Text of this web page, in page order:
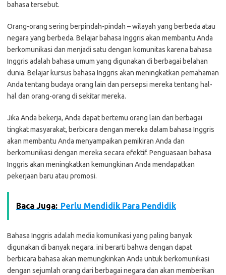
bahasa tersebut.
Orang-orang sering berpindah-pindah – wilayah yang berbeda atau
negara yang berbeda. Belajar bahasa Inggris akan membantu Anda
berkomunikasi dan menjadi satu dengan komunitas karena bahasa
Inggris adalah bahasa umum yang digunakan di berbagai belahan
dunia. Belajar kursus bahasa Inggris akan meningkatkan pemahaman
Anda tentang budaya orang lain dan persepsi mereka tentang hal-
hal dan orang-orang di sekitar mereka.
Jika Anda bekerja, Anda dapat bertemu orang lain dari berbagai
tingkat masyarakat, berbicara dengan mereka dalam bahasa Inggris
akan membantu Anda menyampaikan pemikiran Anda dan
berkomunikasi dengan mereka secara efektif. Penguasaan bahasa
Inggris akan meningkatkan kemungkinan Anda mendapatkan
pekerjaan baru atau promosi.
Baca Juga: Perlu Mendidik Para Pendidik
Bahasa Inggris adalah media komunikasi yang paling banyak
digunakan di banyak negara. ini berarti bahwa dengan dapat
berbicara bahasa akan memungkinkan Anda untuk berkomunikasi
dengan sejumlah orang dari berbagai negara dan akan memberikan